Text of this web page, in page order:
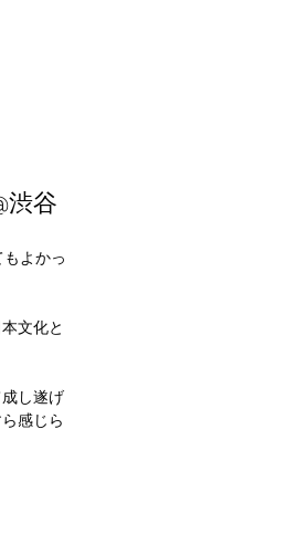
渋谷
よかっ
文化と
し遂げ
感じら